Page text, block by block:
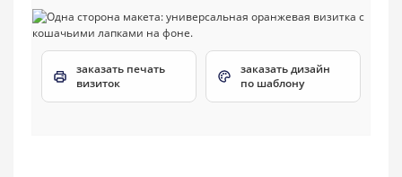
заказать печать
визиток
заказать дизайн
по шаблону